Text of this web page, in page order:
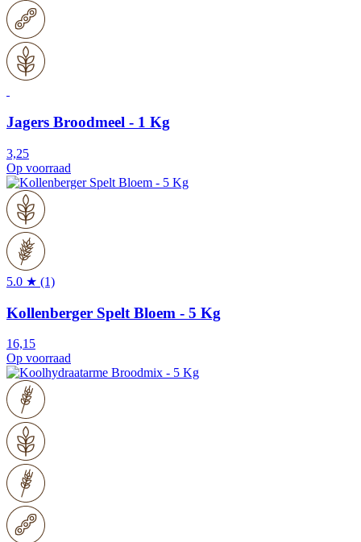
Jagers Broodmeel - 1 Kg
3,25
Op voorraad
5.0 ★ (1)
Kollenberger Spelt Bloem - 5 Kg
16,15
Op voorraad